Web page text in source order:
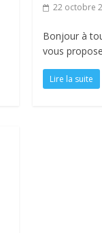
22 octobre
Bonjour à
vous
Lire la suite